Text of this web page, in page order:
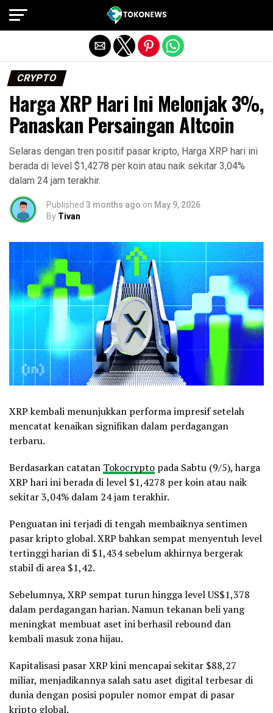
CRYPTO
Harga XRP Hari Ini Melonjak 3%,
Panaskan Persaingan Altcoin
Selaras dengan tren positif pasar kripto, Harga XRP hari ini
berada di level $1,4278 per koin atau naik sekitar 3,04%
dalam 24 jam terakhir.
Published 3 months ago on May 9, 2026
By Tivan
XRP kembali menunjukkan performa impresif setelah
mencatat kenaikan signifikan dalam perdagangan
terbaru.
Berdasarkan catatan Tokocrypto pada Sabtu (9/5), harga
XRP hari ini berada di level $1,4278 per koin atau naik
sekitar 3,04% dalam 24 jam terakhir.
Penguatan ini terjadi di tengah membaiknya sentimen
pasar kripto global. XRP bahkan sempat menyentuh level
tertinggi harian di $1,434 sebelum akhirnya bergerak
stabil di area $1,42.
Sebelumnya, XRP sempat turun hingga level US$1,378
dalam perdagangan harian. Namun tekanan beli yang
meningkat membuat aset ini berhasil rebound dan
kembali masuk zona hijau.
Kapitalisasi pasar XRP kini mencapai sekitar $88,27
miliar, menjadikannya salah satu aset digital terbesar di
dunia dengan posisi populer nomor empat di pasar
kripto global.
Exit mobile version